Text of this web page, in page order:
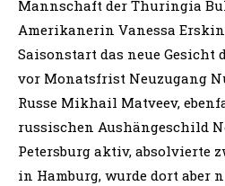
Mannschaft der Thuringia
Amerikanerin Vanessa
Saisonstart das neue Gesicht
vor Monatsfrist Neuzugang
Russe Mikhail Matveev,
russischen Aushängeschild
Petersburg aktiv, absolvierte
in Hamburg, wurde dort aber